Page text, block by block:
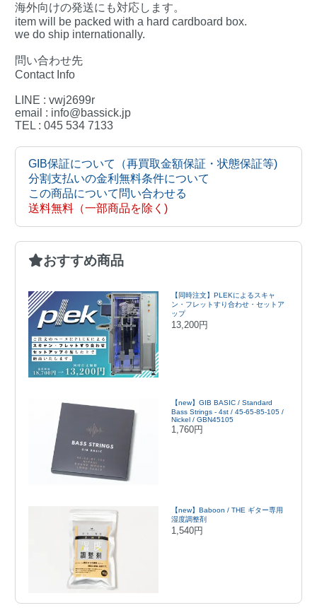
海外向けの発送にも対応します。
item will be packed with a hard cardboard box.
we do ship internationally.
問い合わせ先
Contact Info
LINE : vwj2699r
email : info@bassick.jp
TEL : 045 534 7133
GIB保証について（再買取金額保証・状態保証等)
分割支払いの金利無料条件について
この商品について問い合わせる
送料無料（一部商品を除く)
おすすめ商品
【同時注文】PLEKによるスキャ
ン・フレットすり合わせ・セットア
ップ
13,200円
【new】GIB BASIC / Standard
Bass Strings - 4st / 45-65-85-105 /
Nickel / GBN45105
1,760円
【new】Baboon / THE ギター専用
湿度調整剤
1,540円